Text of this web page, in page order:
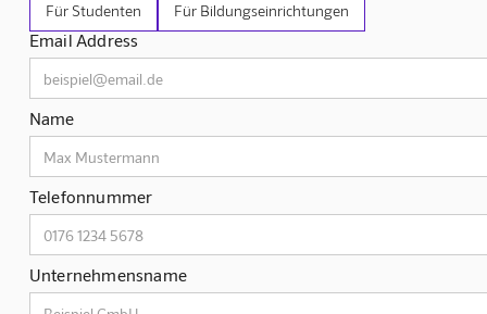
Für Studenten Für Bildungseinrichtungen
Email Address
Name
Telefonnummer
Unternehmensname